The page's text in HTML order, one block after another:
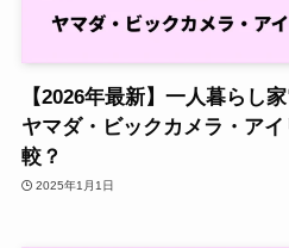
【2026年最新】一人暮らし
ヤマダ・ビックカメラ・ア
較？
2025年1月1日